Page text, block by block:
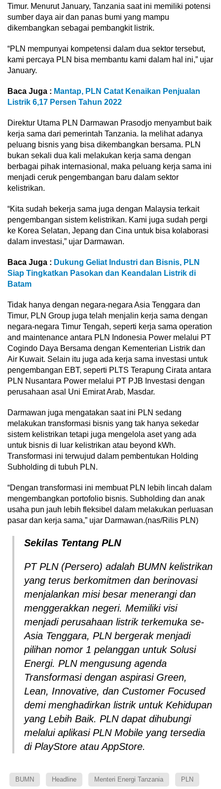
Timur. Menurut January, Tanzania saat ini memiliki potensi
sumber daya air dan panas bumi yang mampu
dikembangkan sebagai pembangkit listrik.
“PLN mempunyai kompetensi dalam dua sektor tersebut,
kami percaya PLN bisa membantu kami dalam hal ini,” ujar
January.
Baca Juga : Mantap, PLN Catat Kenaikan Penjualan
Listrik 6,17 Persen Tahun 2022
Direktur Utama PLN Darmawan Prasodjo menyambut baik
kerja sama dari pemerintah Tanzania. Ia melihat adanya
peluang bisnis yang bisa dikembangkan bersama. PLN
bukan sekali dua kali melakukan kerja sama dengan
berbagai pihak internasional, maka peluang kerja sama ini
menjadi ceruk pengembangan baru dalam sektor
kelistrikan.
“Kita sudah bekerja sama juga dengan Malaysia terkait
pengembangan sistem kelistrikan. Kami juga sudah pergi
ke Korea Selatan, Jepang dan Cina untuk bisa kolaborasi
dalam investasi,” ujar Darmawan.
Baca Juga : Dukung Geliat Industri dan Bisnis, PLN
Siap Tingkatkan Pasokan dan Keandalan Listrik di
Batam
Tidak hanya dengan negara-negara Asia Tenggara dan
Timur, PLN Group juga telah menjalin kerja sama dengan
negara-negara Timur Tengah, seperti kerja sama operation
and maintenance antara PLN Indonesia Power melalui PT
Cogindo Daya Bersama dengan Kementerian Listrik dan
Air Kuwait. Selain itu juga ada kerja sama investasi untuk
pengembangan EBT, seperti PLTS Terapung Cirata antara
PLN Nusantara Power melalui PT PJB Investasi dengan
perusahaan asal Uni Emirat Arab, Masdar.
Darmawan juga mengatakan saat ini PLN sedang
melakukan transformasi bisnis yang tak hanya sekedar
sistem kelistrikan tetapi juga mengelola aset yang ada
untuk bisnis di luar kelistrikan atau beyond kWh.
Transformasi ini terwujud dalam pembentukan Holding
Subholding di tubuh PLN.
“Dengan transformasi ini membuat PLN lebih lincah dalam
mengembangkan portofolio bisnis. Subholding dan anak
usaha pun jauh lebih fleksibel dalam melakukan perluasan
pasar dan kerja sama,” ujar Darmawan.(nas/Rilis PLN)
Sekilas Tentang PLN
PT PLN (Persero) adalah BUMN kelistrikan
yang terus berkomitmen dan berinovasi
menjalankan misi besar menerangi dan
menggerakkan negeri. Memiliki visi
menjadi perusahaan listrik terkemuka se-
Asia Tenggara, PLN bergerak menjadi
pilihan nomor 1 pelanggan untuk Solusi
Energi. PLN mengusung agenda
Transformasi dengan aspirasi Green,
Lean, Innovative, dan Customer Focused
demi menghadirkan listrik untuk Kehidupan
yang Lebih Baik. PLN dapat dihubungi
melalui aplikasi PLN Mobile yang tersedia
di PlayStore atau AppStore.
BUMN Headline Menteri Energi Tanzania PLN